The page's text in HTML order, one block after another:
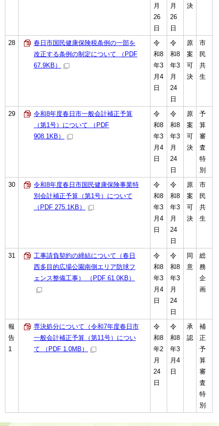
月
26
日
月
26
日
決
28
春日市国民健康保険税条例の一部を
改正する条例の制定について （PDF
67.9KB）
令
和8
年3
月4
日
令
和8
年3
月
24
日
原
案
可
決
市
民
共
生
29
令和8年度春日市一般会計補正予算
（第1号）について （PDF
908.1KB）
令
和8
年3
月4
日
令
和8
年3
月
24
日
原
案
可
決
予
算
審
査
特
別
30
令和8年度春日市国民健康保険事業特
別会計補正予算（第1号）について
（PDF 275.1KB）
令
和8
年3
月4
日
令
和8
年3
月
24
日
原
案
可
決
市
民
共
生
31
工事請負契約の締結について（春日
西多目的広場公園南側エリア防球フ
ェンス整備工事） （PDF 61.0KB）
令
和8
年3
月4
日
令
和8
年3
月
24
日
同
意
総
務
企
画
報
告
1
専決処分について（令和7年度春日市
一般会計補正予算（第11号）につい
て （PDF 1.0MB）
令
和8
年2
月
24
日
令
和8
年3
月4
日
承
認
補
正
予
算
審
査
特
別